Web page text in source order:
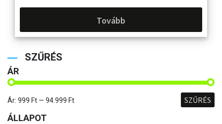
Tovább
SZŰRÉS
ÁR
SZŰRÉS
Ár: 999 Ft — 94.999 Ft
ÁLLAPOT